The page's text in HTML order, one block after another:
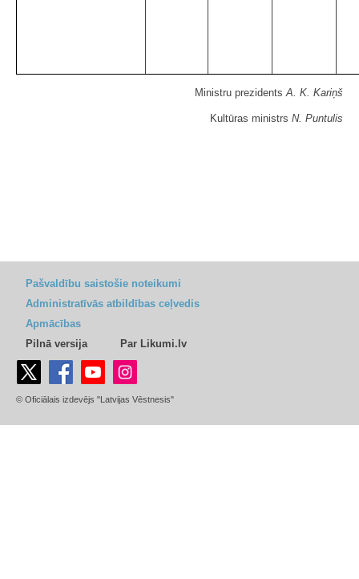
Ministru prezidentsA. K. Kariņš
Kultūras ministrs N. Puntulis
Pašvaldību saistošie noteikumi
Administratīvās atbildības ceļvedis
Apmācības
Pilnā versija
Par Likumi.lv
© Oficiālais izdevējs "Latvijas Vēstnesis"